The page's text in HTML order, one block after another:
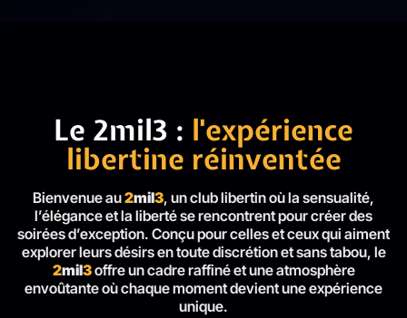
Le 2mil3 : l'expérience
libertine réinventée
Bienvenue au2mil3, un club libertin où la sensualité,
l’élégance et la liberté se rencontrent pour créer des
soirées d’exception. Conçu pour celles et ceux qui aiment
explorer leurs désirs en toute discrétion et sans tabou, le
2mil3offre un cadre raffiné et une atmosphère
envoûtante où chaque moment devient une expérience
unique.